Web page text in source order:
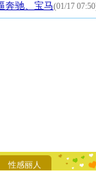
奔驰、宝马(01/17
性感丽人
要平安！
[圣诞节]